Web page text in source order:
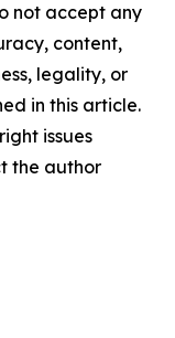
not accept any
content,
legality, or
in this article.
issues
the author